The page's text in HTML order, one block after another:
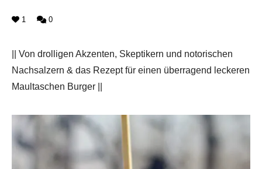
1 0
|| Von drolligen Akzenten, Skeptikern und notorischen
Nachsalzern & das Rezept für einen überragend leckeren
Maultaschen Burger ||